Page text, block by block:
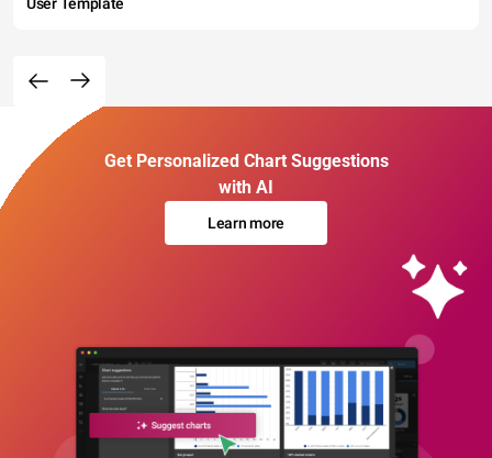
Get Personalized Chart Suggestions
with AI
Learn more